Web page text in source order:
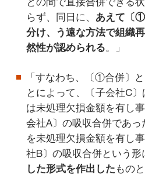
らず、同日に、 あえて〔
分け、う遠な方法で組織
然性が認められる。」
「すなわち、〔①合併〕
とによって、〔子会社C
は未処理欠損金額を有し
会社A〕の吸収合併であ
を未処理欠損金額を有し
社B〕の吸収合併という形
した形式を作出した もの